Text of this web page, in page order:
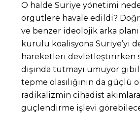
O halde Suriye yönetimi
örgütlere havale edildi?
ve benzer ideolojik arka
kurulu koalisyona Suriye’yi
hareketleri devletleştirirken
dışında tutmayı umuyor
tepme olasılığının da
radikalizmin cihadist
güçlendirme işlevi